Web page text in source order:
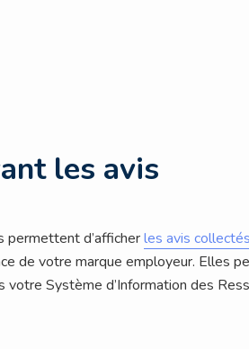
les avis
permettent d’afficherles avis collectés
de votre marque employeur. Elles
Système d’Information des